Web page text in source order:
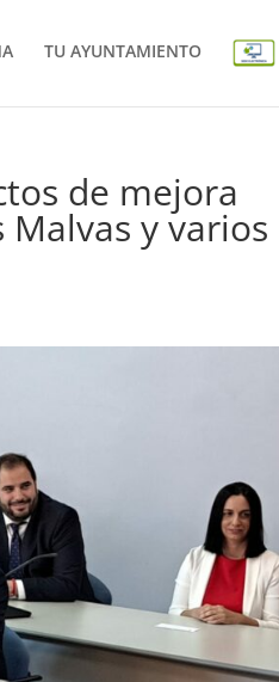
TU AYUNTAMIENTO
de mejora
y varios